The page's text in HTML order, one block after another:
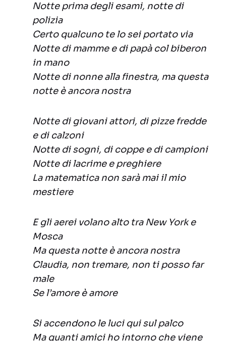
Notte prima degli esami, notte di
polizia
Certo qualcuno te lo sei portato via
Notte di mamme e di papà col biberon
in mano
Notte di nonne alla finestra, ma questa
notte è ancora nostra
Notte di giovani attori, di pizze fredde
e di calzoni
Notte di sogni, di coppe e di campioni
Notte di lacrime e preghiere
La matematica non sarà mai il mio
mestiere
E gli aerei volano alto tra New York e
Mosca
Ma questa notte è ancora nostra
Claudia, non tremare, non ti posso far
male
Se l’amore è amore
Si accendono le luci qui sul palco
Ma quanti amici ho intorno che viene